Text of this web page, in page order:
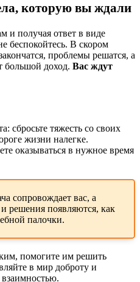
которую вы ждали
и получая ответ в виде
беспокойтесь. В скором
проблемы решатся, а
большой доход. Вас ждут
сбросьте тяжесть со своих
жизни налегке.
оказываться в нужное время
сопровождает вас, а
решения появляются, как
палочки.
помогите им решить
в мир доброту и